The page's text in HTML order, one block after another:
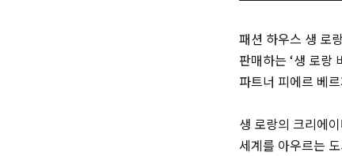
패션 하우스 생 로
판매하는 ‘생 로랑
파트너 피에르 베
생 로랑의 크리에
세계를 아우르는